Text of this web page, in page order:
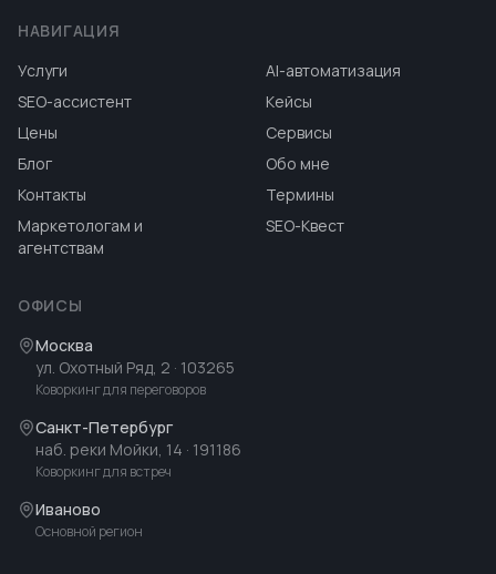
НАВИГАЦИЯ
Услуги
AI-автоматизация
SEO-ассистент
Кейсы
Цены
Сервисы
Блог
Обо мне
Контакты
Термины
Маркетологам и
агентствам
SEO-Квест
ОФИСЫ
Москва
ул. Охотный Ряд, 2 · 103265
Коворкинг для переговоров
Санкт-Петербург
наб. реки Мойки, 14 · 191186
Коворкинг для встреч
Иваново
Основной регион